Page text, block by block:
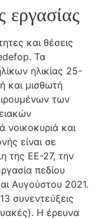
εργασίας
και θέσεις
Τα
ηλικίας 25-
και μισθωτή
των
νοικοκυριά και
είναι σε
της ΕΕ-27, την
πεδίου
Αυγούστου 2021.
συνεντεύξεις
Η έρευνα